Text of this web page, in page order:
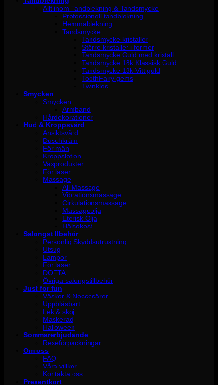
Allt inom Tandblekning & Tandsmycke
Professionell tandblekning
Hemmablekning
Tandsmycke
Tandsmycke kristaller
Större kristaller i former
Tandsmycke Guld med kristall
Tandsmycke 18k Klassisk Guld
Tandsmycke 18k Vitt guld
ToothFairy gems
Twinkles
Smycken
Smycken
Armband
Hårdekorationer
Hud & Kroppsvård
Ansiktsvård
Duschkräm
För män
Kroppslotion
Vaxprodukter
För laser
Massage
All Massage
Vibrationsmassage
Cirkulationsmassage
Massageolja
Eterisk Olja
Hälsokost
Salongstillbehör
Personlig Skyddsutrustning
Utsug
Lampor
För laser
DOFTA
Övriga salongstillbehör
Just for fun
Väskor & Neccesärer
Uppblåsbart
Lek & skoj
Maskerad
Halloween
Sommarerbjudande
Reseförpackningar
Om oss
FAQ
Våra villkor
Kontakta oss
Presentkort